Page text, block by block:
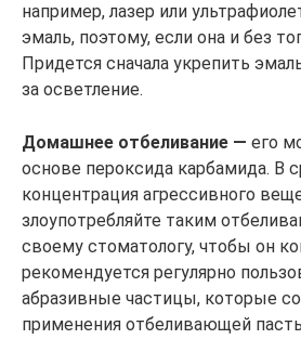
например, лазер или
эмаль, поэтому, если она и без
Придется сначала укрепить
за осветление.
Домашнее отбеливание — его
основе пероксида карбамида. В
концентрация агрессивного
злоупотребляйте таким
своему стоматологу, чтобы он
рекомендуется регулярно
абразивные частицы, которые
применения отбеливающей